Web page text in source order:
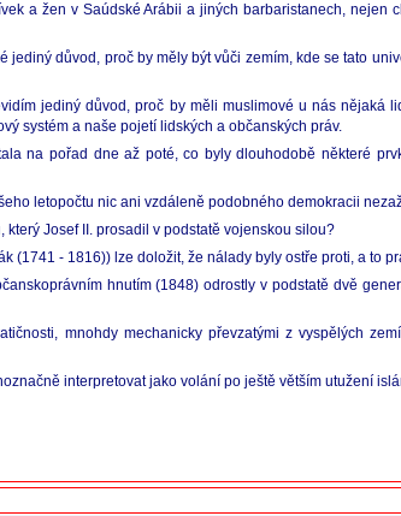
a žen v Saúdské Arábii a jiných barbaristanech,
důvod, proč by měly být vůči zemím, kde se tato
jediný důvod, proč by měli muslimové u nás nějaká
systém a naše pojetí lidských a občanských práv.
na pořad dne až poté, co byly dlouhodobě některé
letopočtu nic ani vzdáleně podobného demokracii
Josef II. prosadil v podstatě vojenskou silou?
- 1816)) lze doložit, že nálady byly ostře proti, a to
hnutím (1848) odrostly v podstatě dvě
mnohdy mechanicky převzatými z vyspělých
interpretovat jako volání po ještě větším utužení